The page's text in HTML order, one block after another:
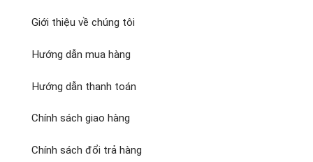
Giới thiệu về chúng tôi
Hướng dẫn mua hàng
Hướng dẫn thanh toán
Chính sách giao hàng
Chính sách đổi trả hàng